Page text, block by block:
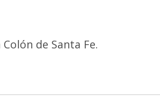
de Santa Fe.